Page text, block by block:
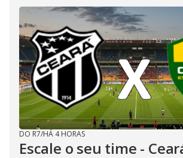
DO R7/HÁ 4 HORAS
Escale o seu time -